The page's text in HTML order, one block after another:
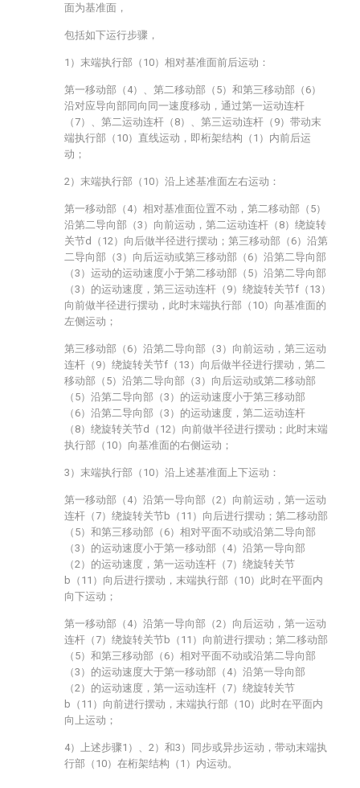
面为基准面，
包括如下运行步骤，
1）末端执行部（10）相对基准面前后运动：
第一移动部（4）、第二移动部（5）和第三移动部（6）
沿对应导向部同向同一速度移动，通过第一运动连杆
（7）、第二运动连杆（8）、第三运动连杆（9）带动末
端执行部（10）直线运动，即桁架结构（1）内前后运
动；
2）末端执行部（10）沿上述基准面左右运动：
第一移动部（4）相对基准面位置不动，第二移动部（5）
沿第二导向部（3）向前运动，第二运动连杆（8）绕旋转
关节d（12）向后做半径进行摆动；第三移动部（6）沿第
二导向部（3）向后运动或第三移动部（6）沿第二导向部
（3）运动的运动速度小于第二移动部（5）沿第二导向部
（3）的运动速度，第三运动连杆（9）绕旋转关节f（13）
向前做半径进行摆动，此时末端执行部（10）向基准面的
左侧运动；
第三移动部（6）沿第二导向部（3）向前运动，第三运动
连杆（9）绕旋转关节f（13）向后做半径进行摆动，第二
移动部（5）沿第二导向部（3）向后运动或第二移动部
（5）沿第二导向部（3）的运动速度小于第三移动部
（6）沿第二导向部（3）的运动速度，第二运动连杆
（8）绕旋转关节d（12）向前做半径进行摆动；此时末端
执行部（10）向基准面的右侧运动；
3）末端执行部（10）沿上述基准面上下运动：
第一移动部（4）沿第一导向部（2）向前运动，第一运动
连杆（7）绕旋转关节b（11）向后进行摆动；第二移动部
（5）和第三移动部（6）相对平面不动或沿第二导向部
（3）的运动速度小于第一移动部（4）沿第一导向部
（2）的运动速度，第一运动连杆（7）绕旋转关节
b（11）向后进行摆动，末端执行部（10）此时在平面内
向下运动；
第一移动部（4）沿第一导向部（2）向后运动，第一运动
连杆（7）绕旋转关节b（11）向前进行摆动；第二移动部
（5）和第三移动部（6）相对平面不动或沿第二导向部
（3）的运动速度大于第一移动部（4）沿第一导向部
（2）的运动速度，第一运动连杆（7）绕旋转关节
b（11）向前进行摆动，末端执行部（10）此时在平面内
向上运动；
4）上述步骤1）、2）和3）同步或异步运动，带动末端执
行部（10）在桁架结构（1）内运动。